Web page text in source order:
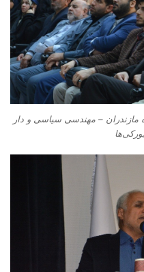
– مهندسی سیاسی و دار